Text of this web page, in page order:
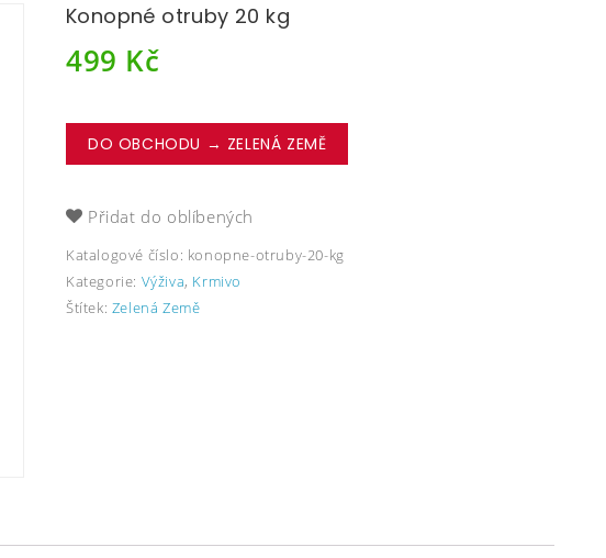
Konopné otruby 20 kg
499 Kč
DO OBCHODU → ZELENÁ ZEMĚ
Přidat do oblíbených
Katalogové číslo: konopne-otruby-20-kg
Kategorie: Výživa, Krmivo
Štítek: Zelená Země